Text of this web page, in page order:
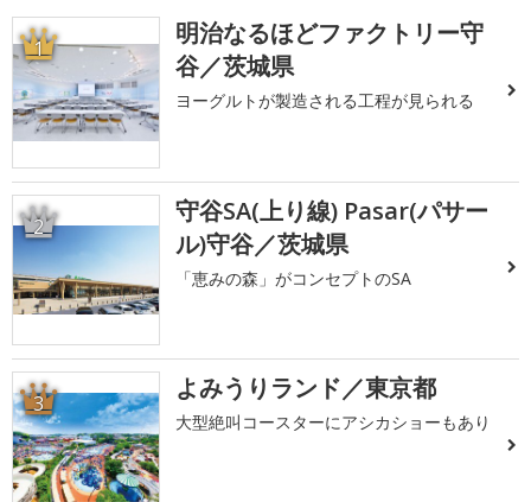
1
明治なるほどファクトリー守
谷／茨城県
ヨーグルトが製造される工程が見られる
2
守谷SA(上り線) Pasar(パサー
ル)守谷／茨城県
「恵みの森」がコンセプトのSA
3 よみうりランド／東京都
大型絶叫コースターにアシカショーもあり